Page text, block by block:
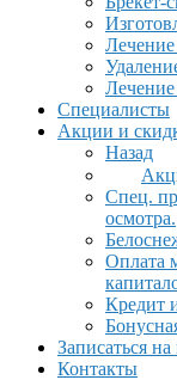
Лечение
Специалисты
Акции и
Назад
Спец.
осмотра.
Оплата
Кредит
Записаться
Контакты